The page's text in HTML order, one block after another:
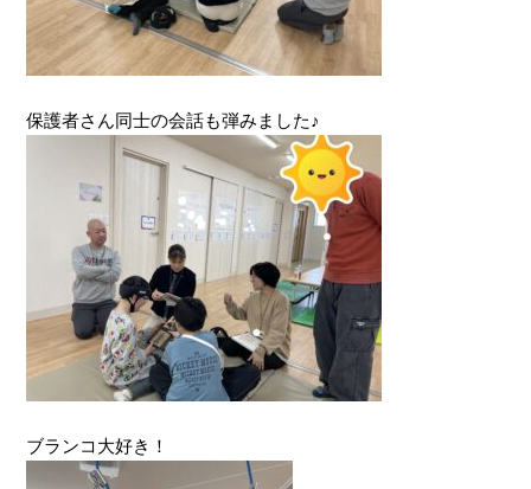
保護者さん同士の会話も弾みました♪
ブランコ大好き！